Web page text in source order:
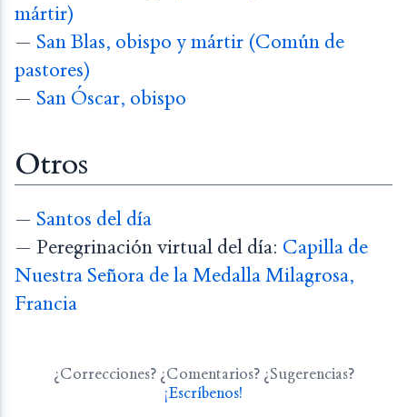
mártir)
— San Blas, obispo y mártir (Común de
pastores)
— San Óscar, obispo
Otros
— Santos del día
— Peregrinación virtual del día: Capilla de
Nuestra Señora de la Medalla Milagrosa,
Francia
¿Correcciones? ¿Comentarios? ¿Sugerencias?
¡Escríbenos!